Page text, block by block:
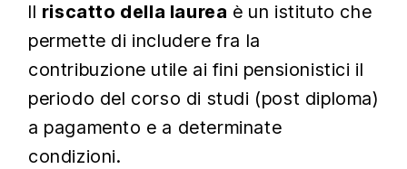
Il riscatto della laurea è un istituto che
permette di includere fra la
contribuzione utile ai fini pensionistici il
periodo del corso di studi (post diploma)
a pagamento e a determinate
condizioni.